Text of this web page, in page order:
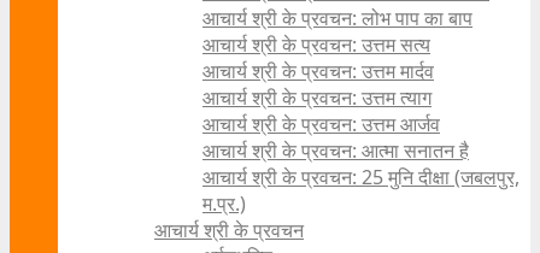
आचार्य श्री के प्रवचन: लोभ पाप का बाप
आचार्य श्री के प्रवचन: उत्तम सत्य
आचार्य श्री के प्रवचन: उत्तम मार्दव
आचार्य श्री के प्रवचन: उत्तम त्याग
आचार्य श्री के प्रवचन: उत्तम आर्जव
आचार्य श्री के प्रवचन: आत्मा सनातन है
आचार्य श्री के प्रवचन: 25 मुनि दीक्षा (जबलपुर,
म.प्र.)
आचार्य श्री के प्रवचन